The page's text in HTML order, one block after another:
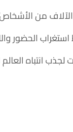
من
الحضور
انتباه